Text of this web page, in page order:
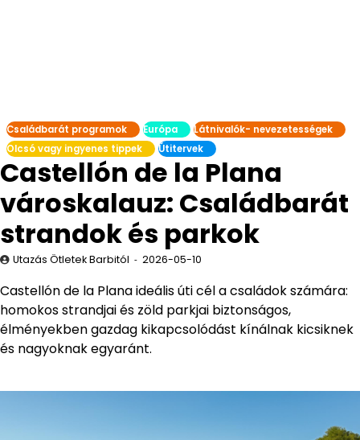
Családbarát programok Európa
Látnivalók- nevezetességek
Olcsó vagy ingyenes tippek
Útitervek
Castellón de la Plana
városkalauz: Családbarát
strandok és parkok
Utazás Ötletek Barbitól 2026-05-10
Castellón de la Plana ideális úti cél a családok számára:
homokos strandjai és zöld parkjai biztonságos,
élményekben gazdag kikapcsolódást kínálnak kicsiknek
és nagyoknak egyaránt.